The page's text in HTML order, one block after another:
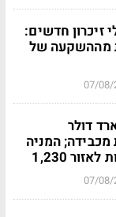
זיכרון חדשים:
מההשקעה של
07/08/
9 מיליארד דולר
המניה
1,230
07/08/